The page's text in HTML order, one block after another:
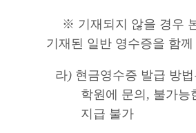
※ 기재되지 않을 경우
기재된 일반 영수증을 함께
라) 현금영수증 발급 방
학원에 문의 , 불가능
지급 불가